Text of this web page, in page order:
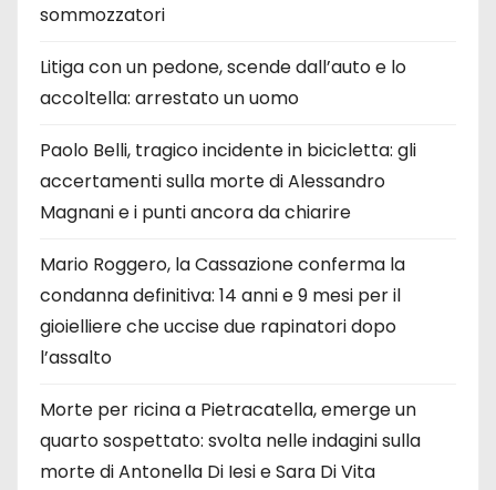
sommozzatori
Litiga con un pedone, scende dall’auto e lo
accoltella: arrestato un uomo
Paolo Belli, tragico incidente in bicicletta: gli
accertamenti sulla morte di Alessandro
Magnani e i punti ancora da chiarire
Mario Roggero, la Cassazione conferma la
condanna definitiva: 14 anni e 9 mesi per il
gioielliere che uccise due rapinatori dopo
l’assalto
Morte per ricina a Pietracatella, emerge un
quarto sospettato: svolta nelle indagini sulla
morte di Antonella Di Iesi e Sara Di Vita